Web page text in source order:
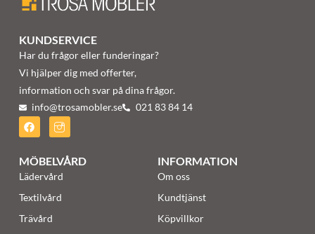
KUNDSERVICE
Har du frågor eller funderingar?
Vi hjälper dig med offerter,
information och svar på dina frågor.
info@trosamobler.se 021 83 84 14
MÖBELVÅRD
Lädervård
Textilvård
Trävård
INFORMATION
Om oss
Kundtjänst
Köpvillkor